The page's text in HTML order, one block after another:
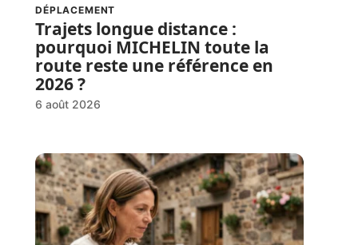
DÉPLACEMENT
Trajets longue distance :
pourquoi MICHELIN toute la
route reste une référence en
2026 ?
6 août 2026